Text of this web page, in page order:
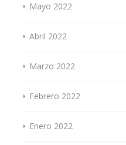
Mayo 2022
Abril 2022
Marzo 2022
Febrero 2022
Enero 2022